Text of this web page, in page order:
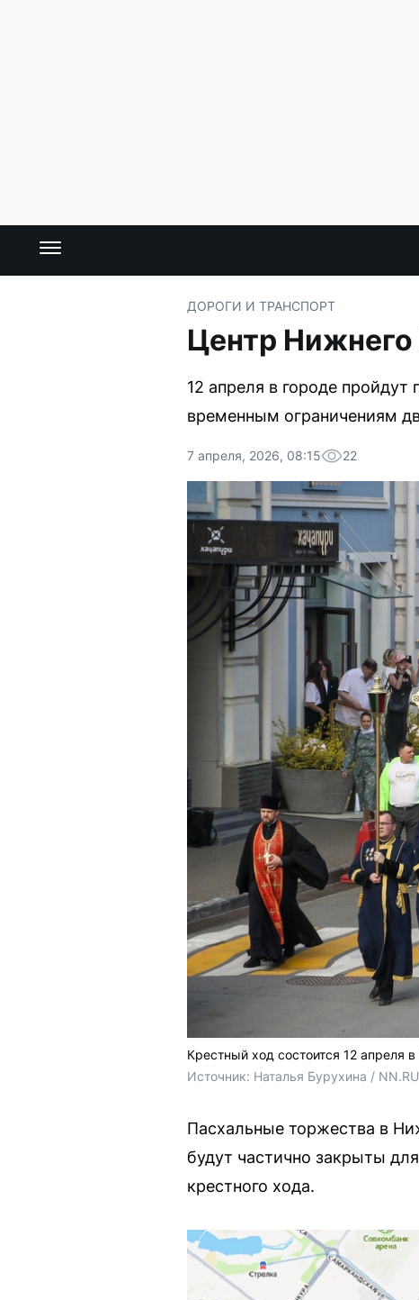
ДОРОГИ И ТРАНСПОРТ
Центр
12 апреля в городе
временным ограничениям
7 апреля, 2026, 08:15 22
Крестный ход состоится 12 апреля
Источник: Наталья Бурухина / NN.RU
Пасхальные торжества в
будут частично закрыты
крестного хода.